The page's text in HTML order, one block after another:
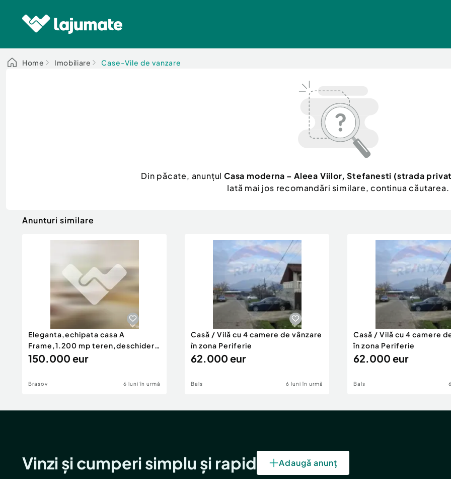
Home Imobiliare Case-Vile de vanzare
Din păcate, anunțul Casa moderna – Aleea Viilor, Stefanesti (strada
Iată mai jos recomandări similare, continua căutarea.
Anunturi similare
Eleganta,echipata casa A
Frame,1.200 mp teren,deschidere
Pia
150.000 eur
Brasov 6 luni în urmă
Casă / Vilă cu 4 camere de vânzare
în zona Periferie
62.000 eur
Bals 6 luni în urmă
Casă / Vilă cu 4 camere
în zona Periferie
62.000 eur
Bals
Vinzi și cumperi simplu și rapid Adaugă anunț